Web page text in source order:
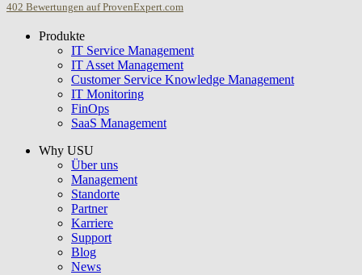
USU GmbH
402 Bewertungen auf ProvenExpert.com
Produkte
IT Service Management
IT Asset Management
Customer Service Knowledge Management
IT Monitoring
FinOps
SaaS Management
Why USU
Über uns
Management
Standorte
Partner
Karriere
Support
Blog
News